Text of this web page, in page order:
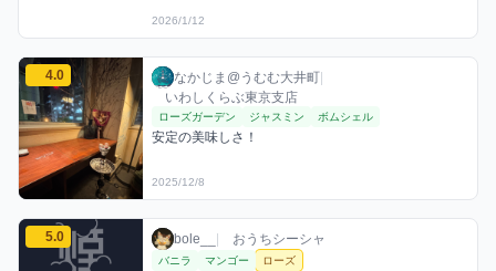
2026/1/12
なかじま@うむむ大井町のローズミックスを見る
4.0 なかじま@うむむ大井町 / お店シーシャ /
なかじま@うむむ大井町|
いわしくらぶ東京支店
利用フレーバー
ローズガーデン ジャスミン ボムシェル
コメント
安定の美味しさ！
評価
2025/12/8
bole__のローズミックスを見る
5.0 bole__ / おうちシーシャ / 2025年11月25日
bole__ | おうちシーシャ
利用フレーバー
バニラ マンゴー ローズ
コメント
評価